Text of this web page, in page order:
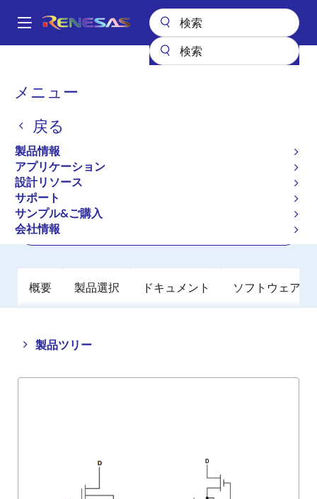
ン
Main
メニュー
戻る
製品情報
アプリケーション
設計リソース
サポート
サンプル&ご購入
会社情報
パ
く
ず
パワーディスクリート
GaNパワーディスクリート
TP65H150BG4JSG
アクティブ
650V 150mΩ, PQFN56, SuperGaN FET
概要 製品選択 ドキュメント ソフトウェア／
製品ツリー
Close
tree
Open
tree